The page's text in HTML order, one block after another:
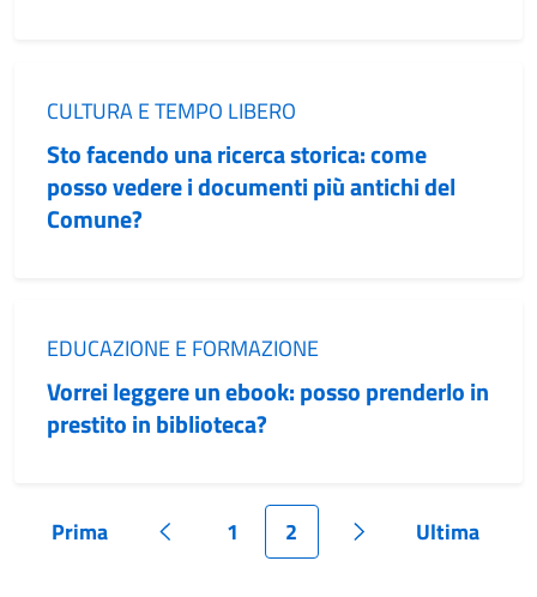
Categoria:
CULTURA E TEMPO LIBERO
Sto facendo una ricerca storica: come
posso vedere i documenti più antichi del
Comune?
Categoria:
EDUCAZIONE E FORMAZIONE
Vorrei leggere un ebook: posso prenderlo in
prestito in biblioteca?
Pagina
Prima Pagina precedente
Pagina
1 Pagina
2 Pagina successiva
Pagina
Ultima